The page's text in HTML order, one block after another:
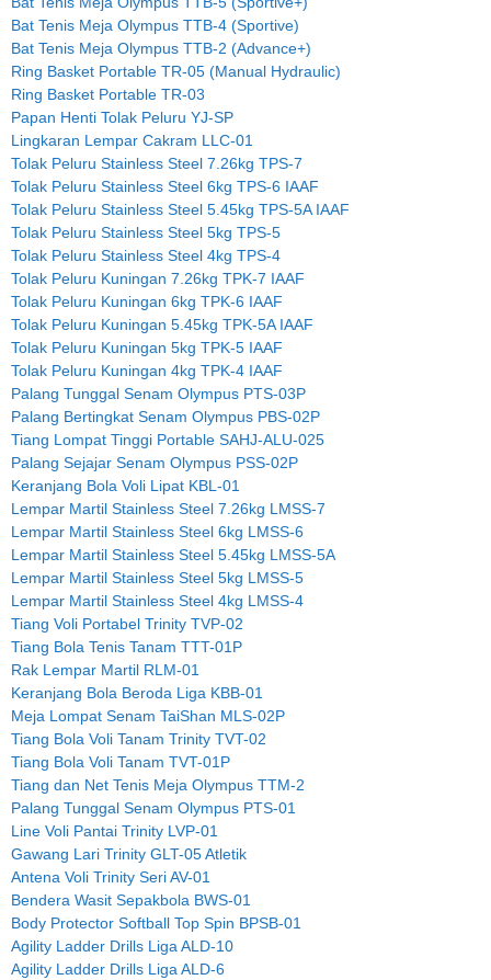
Bat Tenis Meja Olympus TTB-4 (Sportive)
Bat Tenis Meja Olympus TTB-2 (Advance+)
Ring Basket Portable TR-05 (Manual Hydraulic)
Ring Basket Portable TR-03
Papan Henti Tolak Peluru YJ-SP
Lingkaran Lempar Cakram LLC-01
Tolak Peluru Stainless Steel 7.26kg TPS-7
Tolak Peluru Stainless Steel 6kg TPS-6 IAAF
Tolak Peluru Stainless Steel 5.45kg TPS-5A IAAF
Tolak Peluru Stainless Steel 5kg TPS-5
Tolak Peluru Stainless Steel 4kg TPS-4
Tolak Peluru Kuningan 7.26kg TPK-7 IAAF
Tolak Peluru Kuningan 6kg TPK-6 IAAF
Tolak Peluru Kuningan 5.45kg TPK-5A IAAF
Tolak Peluru Kuningan 5kg TPK-5 IAAF
Tolak Peluru Kuningan 4kg TPK-4 IAAF
Palang Tunggal Senam Olympus PTS-03P
Palang Bertingkat Senam Olympus PBS-02P
Tiang Lompat Tinggi Portable SAHJ-ALU-025
Palang Sejajar Senam Olympus PSS-02P
Keranjang Bola Voli Lipat KBL-01
Lempar Martil Stainless Steel 7.26kg LMSS-7
Lempar Martil Stainless Steel 6kg LMSS-6
Lempar Martil Stainless Steel 5.45kg LMSS-5A
Lempar Martil Stainless Steel 5kg LMSS-5
Lempar Martil Stainless Steel 4kg LMSS-4
Tiang Voli Portabel Trinity TVP-02
Tiang Bola Tenis Tanam TTT-01P
Rak Lempar Martil RLM-01
Keranjang Bola Beroda Liga KBB-01
Meja Lompat Senam TaiShan MLS-02P
Tiang Bola Voli Tanam Trinity TVT-02
Tiang Bola Voli Tanam TVT-01P
Tiang dan Net Tenis Meja Olympus TTM-2
Palang Tunggal Senam Olympus PTS-01
Line Voli Pantai Trinity LVP-01
Gawang Lari Trinity GLT-05 Atletik
Antena Voli Trinity Seri AV-01
Bendera Wasit Sepakbola BWS-01
Body Protector Softball Top Spin BPSB-01
Agility Ladder Drills Liga ALD-10
Agility Ladder Drills Liga ALD-6